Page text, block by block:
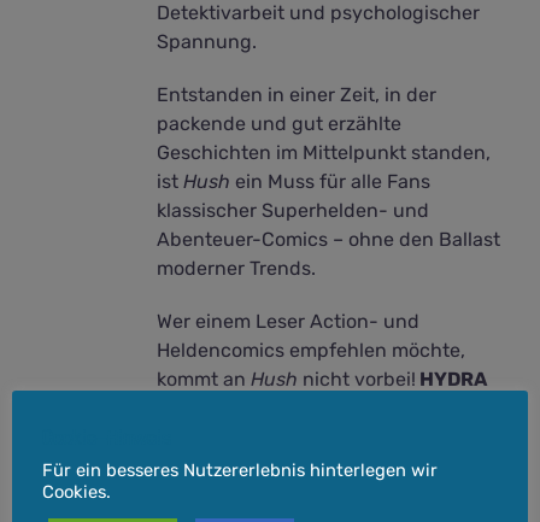
Detektivarbeit und psychologischer
Spannung.
Entstanden in einer Zeit, in der
packende und gut erzählte
Geschichten im Mittelpunkt standen,
istHush ein Muss für alle Fans
klassischer Superhelden- und
Abenteuer-Comics – ohne den Ballast
moderner Trends.
Wer einem Leser Action- und
Heldencomics empfehlen möchte,
kommt anHush nicht vorbei! HYDRA
Für ein besseres Nutzererlebnis hinterlegen wir
Cookies.